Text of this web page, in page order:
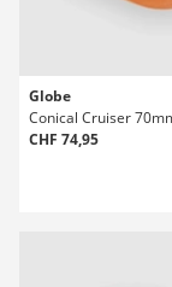
Globe
Conical Cruiser
CHF 74,95